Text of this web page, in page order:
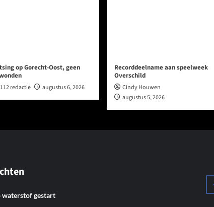
op Gorecht-Oost, geen
112 redactie augustus 6, 2026
Recorddeelname aan speelweek
Overschild
Cindy Houwen
augustus 5, 2026
waterstof gestart